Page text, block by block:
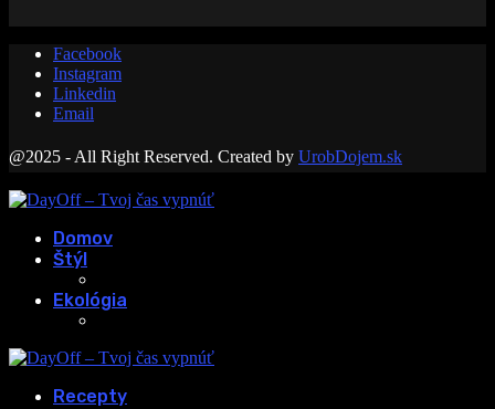
Facebook
Instagram
Linkedin
Email
@2025 - All Right Reserved. Created by UrobDojem.sk
Domov
Štýl
Ekológia
Recepty